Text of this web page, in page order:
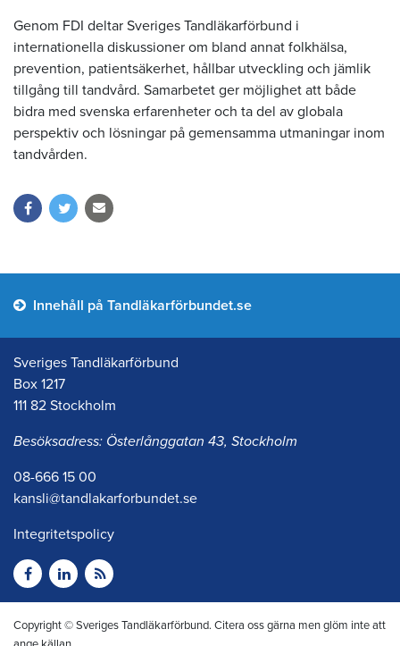
Genom FDI deltar Sveriges Tandläkarförbund i
internationella diskussioner om bland annat folkhälsa,
prevention, patientsäkerhet, hållbar utveckling och jämlik
tillgång till tandvård. Samarbetet ger möjlighet att både
bidra med svenska erfarenheter och ta del av globala
perspektiv och lösningar på gemensamma utmaningar inom
tandvården.
Innehåll på Tandläkarförbundet.se
Sveriges Tandläkarförbund
Box 1217
111 82 Stockholm
Besöksadress: Österlånggatan 43, Stockholm
08-666 15 00
kansli@tandlakarforbundet.se
Integritetspolicy
Copyright © Sveriges Tandläkarförbund. Citera oss gärna men glöm inte att